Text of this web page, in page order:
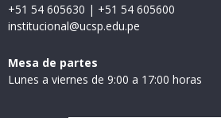
+51 54 605630 | +51 54 605600
institucional@ucsp.edu.pe
Mesa de partes
Lunes a viernes de 9:00 a 17:00 horas